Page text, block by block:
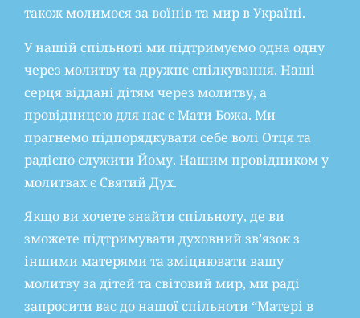
також молимося за воїнів та мир в Україні.
У нашій спільноті ми підтримуємо одна одну
через молитву та дружнє спілкування. Наші
серця віддані дітям через молитву, а
провідницею для нас є Мати Божа. Ми
прагнемо підпорядкувати себе волі Отця та
радісно служити Йому. Нашим провідником у
молитвах є Святий Дух.
Якщо ви хочете знайти спільноту, де ви
зможете підтримувати духовний зв’язок з
іншими матерями та зміцнювати вашу
молитву за дітей та світовий мир, ми раді
запросити вас до нашої спільноти “Матері в